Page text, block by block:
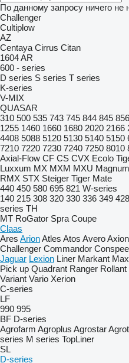
По данному запросу ничего не
Challenger
Cultiplow
AZ
Centaya Cirrus Citan
1604AR
600 - series
D series S series T series
K-series
V-MIX
QUASAR
310 500 535 743 745 844 845 856
1255 1460 1660 1680 2020 2166
4408 5088 5120 5130 5140 5150
7210 7220 7230 7240 7250 8010
Axial-Flow CF CS CVX Ecolo
Luxxum MX MXM MXU Magnum
RMX STX Steiger Tiger Mate
440 450 580 695 821 W-series
140 215 308 320 330 336 349 428
series TH
MT RoGator Spra Coupe
Claas
Ares ArionAtles Atos AveroAxion
Challenger Commandor
Jaguar Lexion Liner Markant
Pick up Quadrant Ranger Rollant
Variant Vario Xerion
C-series
LF
990 995
BF D-series
Agrofarm Agroplus Agrostar
series M series TopLiner
SL
D-series